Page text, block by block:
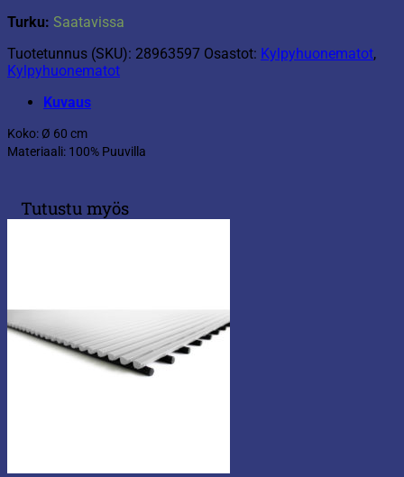
Turku: Saatavissa
Tuotetunnus (SKU): 28963597 Osastot: Kylpyhuonematot,
Kylpyhuonematot
Kuvaus
Koko: Ø 60 cm
Materiaali: 100% Puuvilla
Tutustu myös